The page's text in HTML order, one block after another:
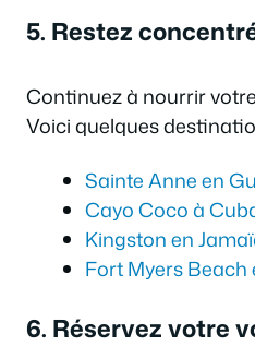
5. Restez
Continuez à nourrir
Voici quelques
Sainte Anne en
Cayo Coco à
Kingston en
Fort Myers Beach
6. Réservez votre